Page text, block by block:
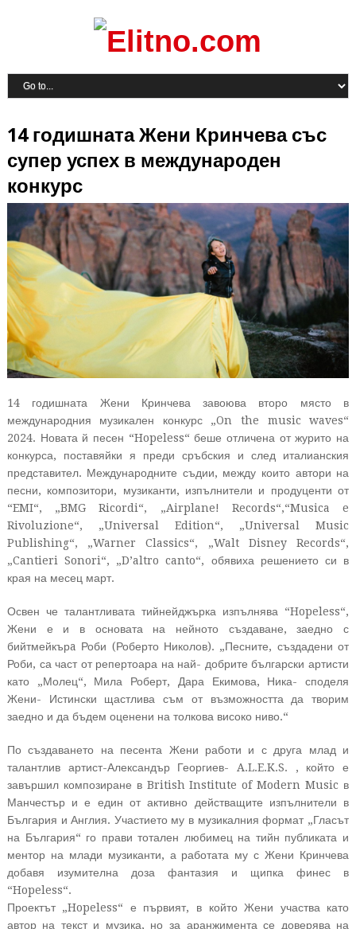
14 годишната Жени Кринчева със
супер успех в международен
конкурс
14 годишната Жени Кринчева завоюва второ място в
международния музикален конкурс „On the music waves“
2024. Новата й песен “Hopeless“ беше отличена от журито на
конкурса, поставяйки я преди сръбския и след италианския
представител. Международните съдии, между които автори на
песни, композитори, музиканти, изпълнители и продуценти от
“EMI“, „BMG Ricordi“, „Airplane! Records“,“Musica e
Rivoluzione“, „Universal Edition“, „Universal Music
Publishing“, „Warner Classics“, „Walt Disney Records“,
„Cantieri Sonori“, „D’altro canto“, обявиха решението си в
края на месец март.
Освен че талантливата тийнейджърка изпълнява “Hopeless“,
Жени е и в основата на нейното създаване, заедно с
бийтмейкърa Роби (Роберто Николов). „Песните, създадени от
Роби, са част от репертоара на най- добрите български артисти
като „Молец“, Мила Роберт, Дара Екимова, Ника- споделя
Жени- Истински щастлива съм от възможността да творим
заедно и да бъдем оценени на толкова високо ниво.“
По създаването на песента Жени работи и с друга млад и
талантлив артист-Александър Георгиев- A.L.E.K.S. , който е
завършил композиране в British Institute of Modern Music в
Манчестър и е един от активно действащите изпълнители в
България и Англия. Участието му в музикалния формат „Гласът
на България“ го прави тотален любимец на тийн публиката и
ментор на млади музиканти, а работата му с Жени Кринчева
добавя изумителна доза фантазия и щипка финес в
“Hopeless“.
Проектът „Hopeless“ е първият, в който Жени участва като
автор на текст и музика, но за аранжимента се доверява на